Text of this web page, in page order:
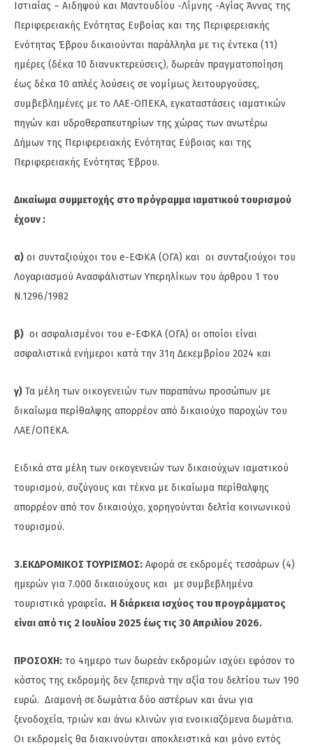
Ιστιαίας – Αιδηψού και Μαντουδίου -Λίμνης -Αγίας Άννας της
Περιφερειακής Ενότητας Ευβοίας και της Περιφερειακής
Ενότητας Έβρου δικαιούνται παράλληλα με τις έντεκα (11)
ημέρες (δέκα 10 διανυκτερεύσεις), δωρεάν πραγματοποίηση
έως δέκα 10 απλές λούσεις σε νομίμως λειτουργούσες,
συμβεβλημένες με το ΛΑΕ-ΟΠΕΚΑ, εγκαταστάσεις ιαματικών
πηγών και υδροθεραπευτηρίων της χώρας των ανωτέρω
Δήμων της Περιφερειακής Ενότητας Εύβοιας και της
Περιφερειακής Ενότητας Έβρου.
Δικαίωμα συμμετοχής στο πρόγραμμα ιαματικού τουρισμού
έχουν :
α) οι συνταξιούχοι του e-ΕΦΚΑ (ΟΓΑ) και οι συνταξιούχοι του
Λογαριασμού Ανασφάλιστων Υπερηλίκων του άρθρου 1 του
Ν.1296/1982
β) οι ασφαλισμένοι του e-ΕΦΚΑ (ΟΓΑ) οι οποίοι είναι
ασφαλιστικά ενήμεροι κατά την 31η Δεκεμβρίου 2024 και
γ) Τα μέλη των οικογενειών των παραπάνω προσώπων με
δικαίωμα περίθαλψης απορρέον από δικαιούχο παροχών του
ΛΑΕ/ΟΠΕΚΑ.
Ειδικά στα μέλη των οικογενειών των δικαιούχων ιαματικού
τουρισμού, συζύγους και τέκνα με δικαίωμα περίθαλψης
απορρέον από τον δικαιούχο, χορηγούνται δελτία κοινωνικού
τουρισμού.
3.ΕΚΔΡΟΜΙΚΟΣ ΤΟΥΡΙΣΜΟΣ: Αφορά σε εκδρομές τεσσάρων (4)
ημερών για 7.000 δικαιούχους και με συμβεβλημένα
τουριστικά γραφεία. Η διάρκεια ισχύος του προγράμματος
είναι από τις 2 Ιουλίου 2025 έως τις 30 Απριλίου 2026.
ΠΡΟΣΟΧΗ: το 4ημερο των δωρεάν εκδρομών ισχύει εφόσον το
κόστος της εκδρομής δεν ξεπερνά την αξία του δελτίου των 190
ευρώ. Διαμονή σε δωμάτια δύο αστέρων και άνω για
ξενοδοχεία, τριών και άνω κλινών για ενοικιαζόμενα δωμάτια.
Οι εκδρομείς θα διακινούνται αποκλειστικά και μόνο εντός